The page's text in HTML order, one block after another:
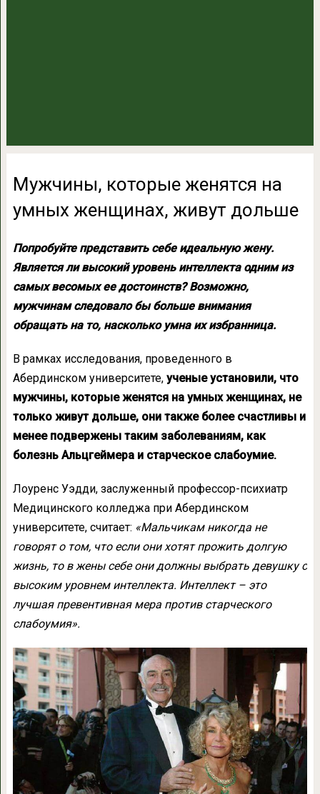
Мужчины, которые женятся на
умных женщинах, живут дольше
Попробуйте представить себе идеальную жену.
Является ли высокий уровень интеллекта одним из
самых весомых ее достоинств? Возможно,
мужчинам следовало бы больше внимания
обращать на то, насколько умна их избранница.
В рамках исследования, проведенного в
Абердинском университете, ученые установили, что
мужчины, которые женятся на умных женщинах, не
только живут дольше, они также более счастливы и
менее подвержены таким заболеваниям, как
болезнь Альцгеймера и старческое слабоумие.
Лоуренс Уэдди, заслуженный профессор-психиатр
Медицинского колледжа при Абердинском
университете, считает: «Мальчикам никогда не
говорят о том, что если они хотят прожить долгую
жизнь, то в жены себе они должны выбрать девушку с
высоким уровнем интеллекта. Интеллект – это
лучшая превентивная мера против старческого
слабоумия».